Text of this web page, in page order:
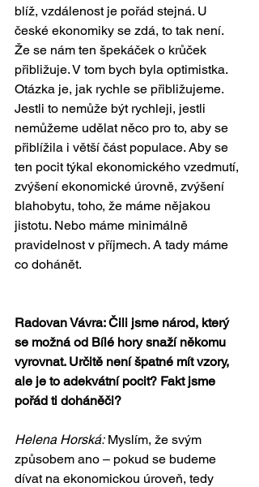
blíž, vzdálenost je pořád stejná. U
české ekonomiky se zdá, to tak není.
Že se nám ten špekáček o krůček
přibližuje. V tom bych byla optimistka.
Otázka je, jak rychle se přibližujeme.
Jestli to nemůže být rychleji, jestli
nemůžeme udělat něco pro to, aby se
přiblížila i větší část populace. Aby se
ten pocit týkal ekonomického vzedmutí,
zvýšení ekonomické úrovně, zvýšení
blahobytu, toho, že máme nějakou
jistotu. Nebo máme minimálně
pravidelnost v příjmech. A tady máme
co dohánět.
Radovan Vávra: Čili jsme národ, který
se možná od Bílé hory snaží někomu
vyrovnat. Určitě není špatné mít vzory,
ale je to adekvátní pocit? Fakt jsme
pořád ti doháněči?
Helena Horská: Myslím, že svým
způsobem ano – pokud se budeme
dívat na ekonomickou úroveň, tedy